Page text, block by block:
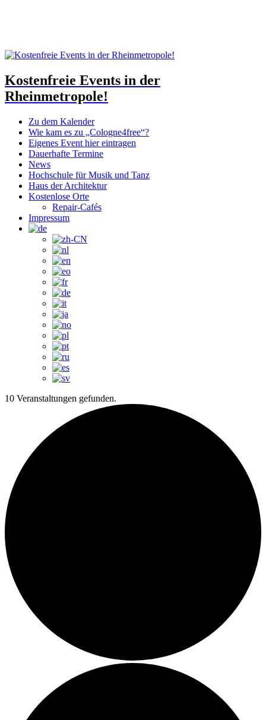
Kostenfreie Events in der
Rheinmetropole!
Zu dem Kalender
Wie kam es zu „Cologne4free“?
Eigenes Event hier eintragen
Dauerhafte Termine
News
Hochschule für Musik und Tanz
Haus der Architektur
Kostenlose Orte
Repair-Cafés
Impressum
10 Veranstaltungen gefunden.